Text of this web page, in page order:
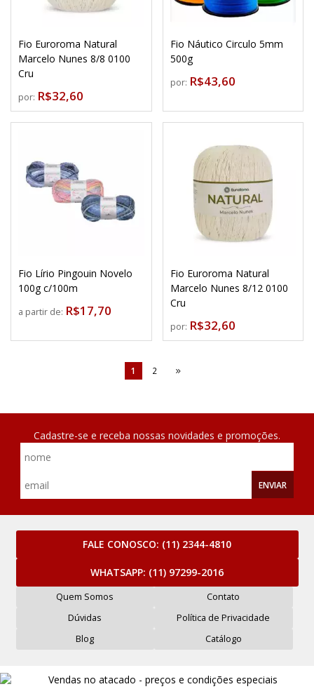
Fio Euroroma Natural
Marcelo Nunes 8/8 0100
Cru
por: R$32,60
Fio Náutico Circulo 5mm
500g
por: R$43,60
Fio Lírio Pingouin Novelo
100g c/100m
a partir de: R$17,70
Fio Euroroma Natural
Marcelo Nunes 8/12 0100
Cru
por: R$32,60
1 2
Cadastre-se e receba nossas novidades e promoções.
ENVIAR
FALE CONOSCO: (11) 2344-4810
WHATSAPP: (11) 97299-2016
Quem Somos
Contato
Dúvidas
Política de Privacidade
Blog
Catálogo